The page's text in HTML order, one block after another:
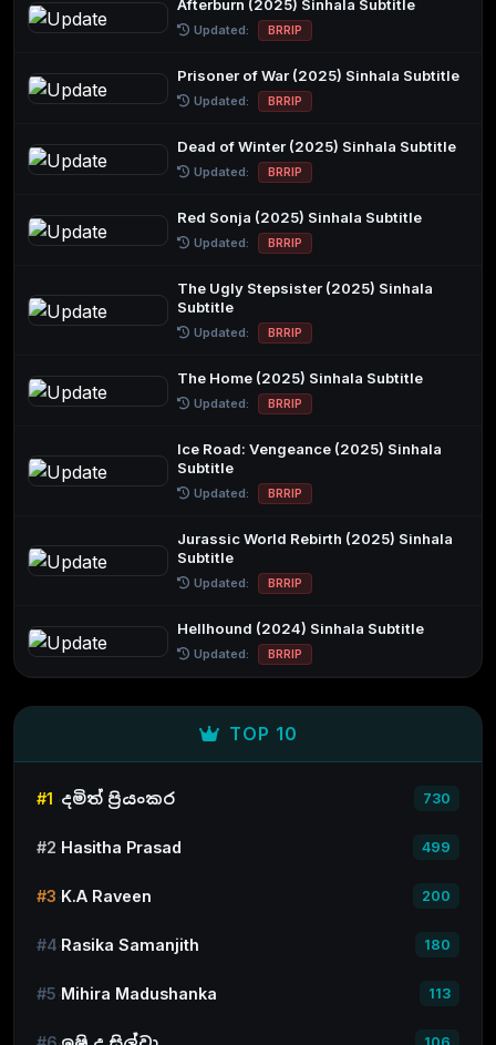
Afterburn (2025) Sinhala Subtitle
Updated: BRRIP
Prisoner of War (2025) Sinhala Subtitle
Updated: BRRIP
Dead of Winter (2025) Sinhala Subtitle
Updated: BRRIP
Red Sonja (2025) Sinhala Subtitle
Updated: BRRIP
The Ugly Stepsister (2025) Sinhala
Subtitle
Updated: BRRIP
The Home (2025) Sinhala Subtitle
Updated: BRRIP
Ice Road: Vengeance (2025) Sinhala
Subtitle
Updated: BRRIP
Jurassic World Rebirth (2025) Sinhala
Subtitle
Updated: BRRIP
Hellhound (2024) Sinhala Subtitle
Updated: BRRIP
TOP 10
#1 දමිත් ප්‍රියංකර 730
#2 Hasitha Prasad 499
#3 K.A Raveen 200
#4 Rasika Samanjith 180
#5 Mihira Madushanka 113